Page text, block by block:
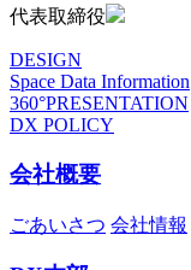
代表取締役
DESIGN
Space Data Information
360°PRESENTATION
DX POLICY
会社概要
ごあいさつ 会社情報